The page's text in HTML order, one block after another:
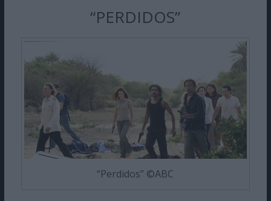
“PERDIDOS”
“Perdidos” ©ABC